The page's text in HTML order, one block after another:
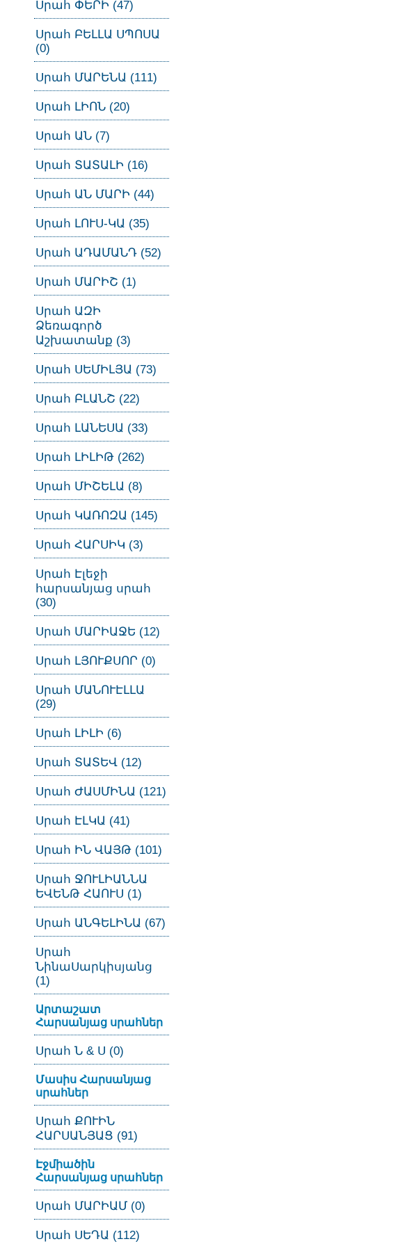
Սրահ ՓԵՐԻ (47)
Սրահ ԲԵԼԼԱ ՍՊՈՍԱ
(0)
Սրահ ՄԱՐԵՆԱ (111)
Սրահ ԼԻՈՆ (20)
Սրահ ԱՆ (7)
Սրահ ՏԱՏԱԼԻ (16)
Սրահ ԱՆ ՄԱՐԻ (44)
Սրահ ԼՈՒՍ-ԿԱ (35)
Սրահ ԱԴԱՄԱՆԴ (52)
Սրահ ՄԱՐԻՇ (1)
Սրահ ԱԶԻ
Ձեռագործ
Աշխատանք (3)
Սրահ ՍԵՄԻԼՅԱ (73)
Սրահ ԲԼԱՆՇ (22)
Սրահ ԼԱՆԵՍԱ (33)
Սրահ ԼԻԼԻԹ (262)
Սրահ ՄԻՇԵԼԱ (8)
Սրահ ԿԱՌՈԶԱ (145)
Սրահ ՀԱՐՍԻԿ (3)
Սրահ Էլեջի
հարսանյաց սրահ
(30)
Սրահ ՄԱՐԻԱՋԵ (12)
Սրահ ԼՅՈՒՔՍՈՐ (0)
Սրահ ՄԱՆՈՒԷԼԼԱ
(29)
Սրահ ԼԻԼԻ (6)
Սրահ ՏԱՏԵՎ (12)
Սրահ ԺԱՍՄԻՆԱ (121)
Սրահ ԷԼԿԱ (41)
Սրահ ԻՆ ՎԱՅԹ (101)
Սրահ ՋՈՒԼԻԱՆՆԱ
ԵՎԵՆԹ ՀԱՈՒՍ (1)
Սրահ ԱՆԳԵԼԻՆԱ (67)
Սրահ
ՆինաՍարկիսյանց
(1)
Արտաշատ
Հարսանյաց սրահներ
Սրահ Ն & Ս (0)
Մասիս Հարսանյաց
սրահներ
Սրահ ՔՈՒԻՆ
ՀԱՐՍԱՆՅԱՑ (91)
Էջմիածին
Հարսանյաց սրահներ
Սրահ ՄԱՐԻԱՄ (0)
Սրահ ՍԵԴԱ (112)